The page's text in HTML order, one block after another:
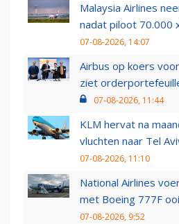
Malaysia Airlines
nadat piloot 70.000
07-08-2026, 14:07
Airbus op koers
ziet
07-08-2026, 11:44
KLM hervat na
vluchten naar Tel
07-08-2026, 11:10
National Airlines
met Boeing 777F
07-08-2026, 9:52